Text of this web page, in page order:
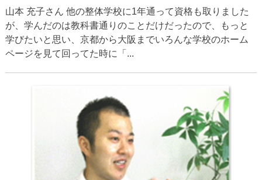
山本 充子さん 他の整体学校に1年通って資格も取りました
が、学んだのは教科書通りのことだけだったので、もっと
学びたいと思い、京都から大阪までいろんな学校のホーム
ページを見て回ってた時に「...